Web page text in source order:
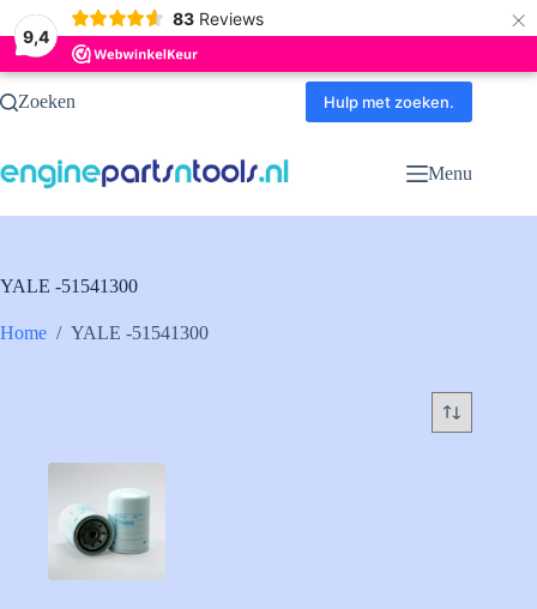
9,4
83 Reviews ×
Ga
naarZoeken Hulp met zoeken.
Menu
YALE -51541300
Home / YALE -51541300